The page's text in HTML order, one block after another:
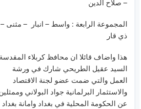
– صلاح الدين
المجموعة الرابعة : واسط – انبار – مثنى –
ذي قار
هذا واضاف قائلا ان محافظ كربلاء المقدسة
السيد عقيل الطريحي شارك في ورشة
العمل والتي ضمت عضو لجنة الاقتصاد
والاستثمار البرلمانية جواد البولاني وممثلين
عن الحكومة المحلية في بغداد وامانة بغداد